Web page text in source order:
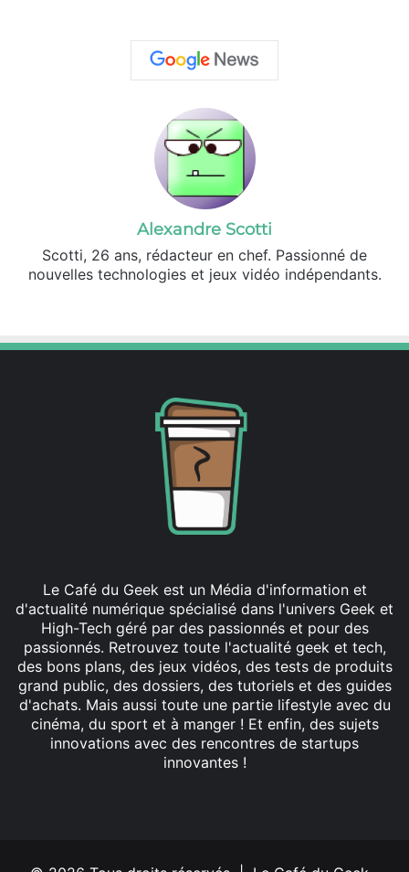
Alexandre Scotti
Scotti, 26 ans, rédacteur en chef. Passionné de
nouvelles technologies et jeux vidéo indépendants.
Le Café du Geek est un Média d'information et
d'actualité numérique spécialisé dans l'univers Geek et
High-Tech géré par des passionnés et pour des
passionnés. Retrouvez toute l'actualité geek et tech,
des bons plans, des jeux vidéos, des tests de produits
grand public, des dossiers, des tutoriels et des guides
d'achats. Mais aussi toute une partie lifestyle avec du
cinéma, du sport et à manger ! Et enfin, des sujets
innovations avec des rencontres de startups
innovantes !